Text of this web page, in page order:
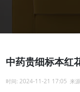
中药贵细标本红
时间: 2024-11-21 17:05 来